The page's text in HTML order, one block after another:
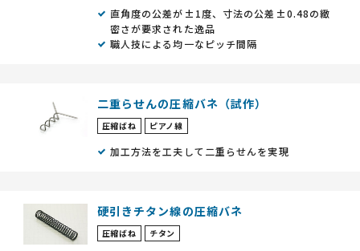
直角度の公差が±1度、寸法の公差±0.48の緻
密さが要求された逸品
職人技による均一なピッチ間隔
二重らせんの圧縮バネ（試作）
圧縮ばね ピアノ線
加工方法を工夫して二重らせんを実現
硬引きチタン線の圧縮バネ
圧縮ばね チタン